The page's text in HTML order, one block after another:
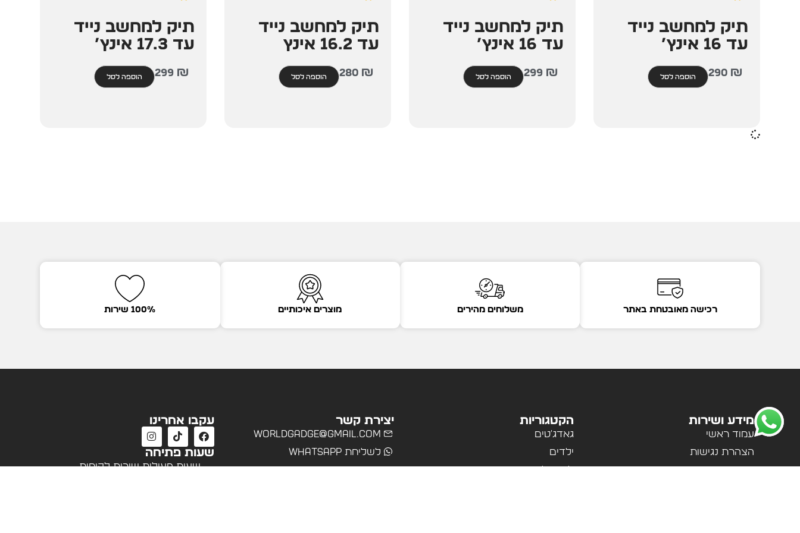
תיק למחשב נייד
עד 16 אינץ’
290 ₪ הוספה לסל
תיק למחשב נייד
עד 16 אינץ’
299 ₪ הוספה לסל
תיק למחשב נייד
עד 16.2 אינץ
280 ₪ הוספה לסל
תיק למחשב נייד
עד 17.3 אינץ’
299 ₪ הוספה לסל
רכישה מאובטחת באתר משלוחים מהירים מוצרים איכותיים 100% שירות
מידע ושירות
עמוד ראשי
הצהרת נגישות
מדיניות פרטיות
הקטגוריות
גאדג'טים
ילדים
לבית ולמשרד
יצירת קשר
worldgadge@gmail.com
לשליחת WhatsApp
עקבו אחרינו
שעות פתיחה
שעות פעילות שירות לקוחות